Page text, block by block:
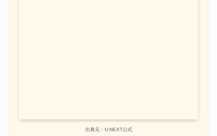
出典元：U-NEXT公式